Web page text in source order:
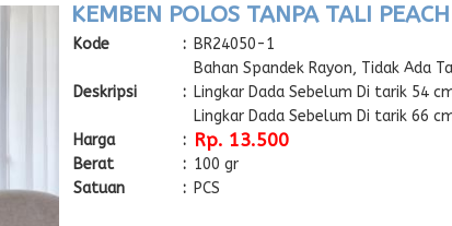
KEMBEN POLOS TANPA TALI
Kode : BR24050-1
Deskripsi :
Bahan Spandek Rayon, Tidak Ada
Lingkar Dada Sebelum Di tarik 54
Lingkar Dada Sebelum Di tarik 66
Harga
: Rp. 13.500
Berat : 100 gr
Satuan
: PCS